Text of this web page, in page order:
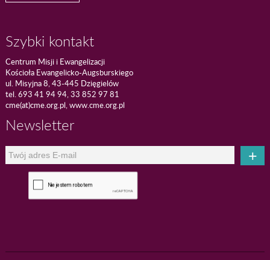
Szybki kontakt
Centrum Misji i Ewangelizacji
Kościoła Ewangelicko-Augsburskiego
ul. Misyjna 8, 43-445 Dzięgielów
tel. 693 41 94 94, 33 852 97 81
cme(at)cme.org.pl, www.cme.org.pl
Newsletter
+